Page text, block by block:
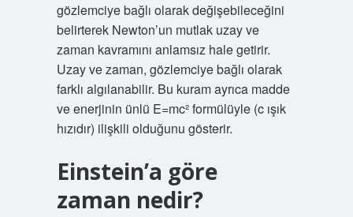
gözlemciye bağlı olarak değişebileceğini
belirterek Newton’un mutlak uzay ve
zaman kavramını anlamsız hale getirir.
Uzay ve zaman, gözlemciye bağlı olarak
farklı algılanabilir. Bu kuram ayrıca madde
ve enerjinin ünlü E=mc² formülüyle (c ışık
hızıdır) ilişkili olduğunu gösterir.
Einstein’a göre
zaman nedir?